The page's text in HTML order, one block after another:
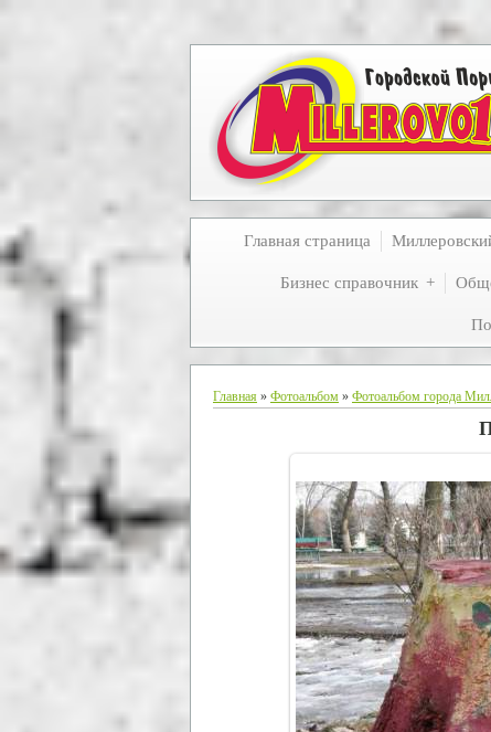
Главная страница
Бизнес справочник
Главная » Фотоальбом » Фотоальбом города